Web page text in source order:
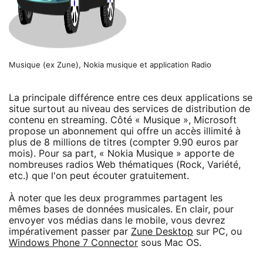
Musique (ex Zune), Nokia musique et application Radio
La principale différence entre ces deux applications se
situe surtout au niveau des services de distribution de
contenu en streaming. Côté « Musique », Microsoft
propose un abonnement qui offre un accès illimité à
plus de 8 millions de titres (compter 9.90 euros par
mois). Pour sa part, « Nokia Musique » apporte de
nombreuses radios Web thématiques (Rock, Variété,
etc.) que l'on peut écouter gratuitement.
À noter que les deux programmes partagent les
mêmes bases de données musicales. En clair, pour
envoyer vos médias dans le mobile, vous devrez
impérativement passer par Zune Desktop sur PC, ou
Windows Phone 7 Connector sous Mac OS.